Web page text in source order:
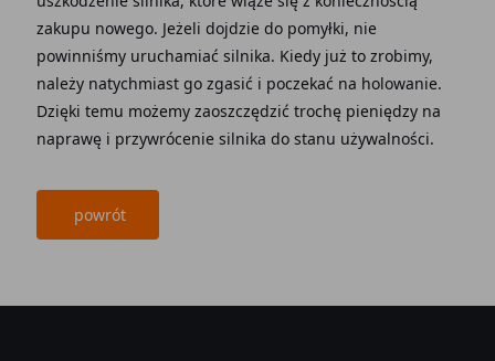
zakupu nowego. Jeżeli dojdzie do pomyłki, nie
powinniśmy uruchamiać silnika. Kiedy już to zrobimy,
należy natychmiast go zgasić i poczekać na holowanie.
Dzięki temu możemy zaoszczędzić trochę pieniędzy na
naprawę i przywrócenie silnika do stanu używalności.
powrót